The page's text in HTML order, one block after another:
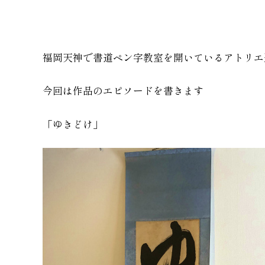
福岡天神で書道ペン字教室を開いているアトリ
今回は作品のエピソードを書きます
「ゆきどけ」